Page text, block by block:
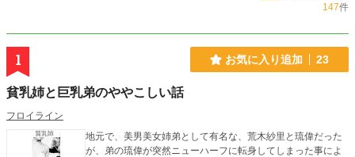
147件
1 お気に入り追加 23
貧乳姉と巨乳弟のややこしい話
フロイライン
地元で、美男美女姉弟として有名な、荒木紗里と琉偉だった
が、弟の琉偉が突然ニューハーフに転身してしまった事によ